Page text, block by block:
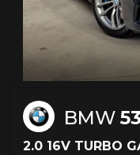
BMW
2.0 16V TURBO